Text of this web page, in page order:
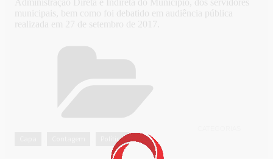
Administração Direta e Indireta do Município, dos servidores
municipais, bem como foi debatido em audiência pública
realizada em 27 de setembro de 2017.
Política